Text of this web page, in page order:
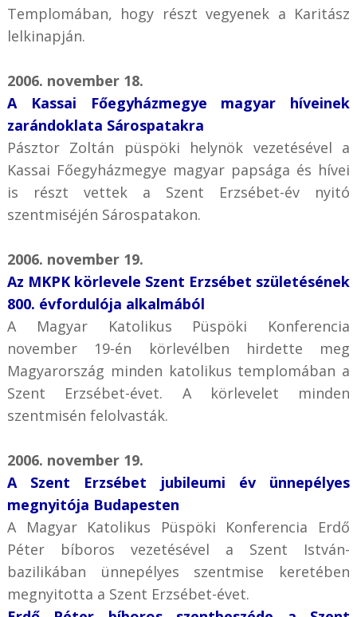
Templomában, hogy részt vegyenek a Karitász
lelkinapján.
2006. november 18.
A Kassai Főegyházmegye magyar híveinek
zarándoklata Sárospatakra
Pásztor Zoltán püspöki helynök vezetésével a
Kassai Főegyházmegye magyar papsága és hívei
is részt vettek a Szent Erzsébet-év nyitó
szentmiséjén Sárospatakon.
2006. november 19.
Az MKPK körlevele Szent Erzsébet születésének
800. évfordulója alkalmából
A Magyar Katolikus Püspöki Konferencia
november 19-én körlevélben hirdette meg
Magyarország minden katolikus templomában a
Szent Erzsébet-évet. A körlevelet minden
szentmisén felolvasták.
2006. november 19.
A Szent Erzsébet jubileumi év ünnepélyes
megnyitója Budapesten
A Magyar Katolikus Püspöki Konferencia Erdő
Péter bíboros vezetésével a Szent István-
bazilikában ünnepélyes szentmise keretében
megnyitotta a Szent Erzsébet-évet.